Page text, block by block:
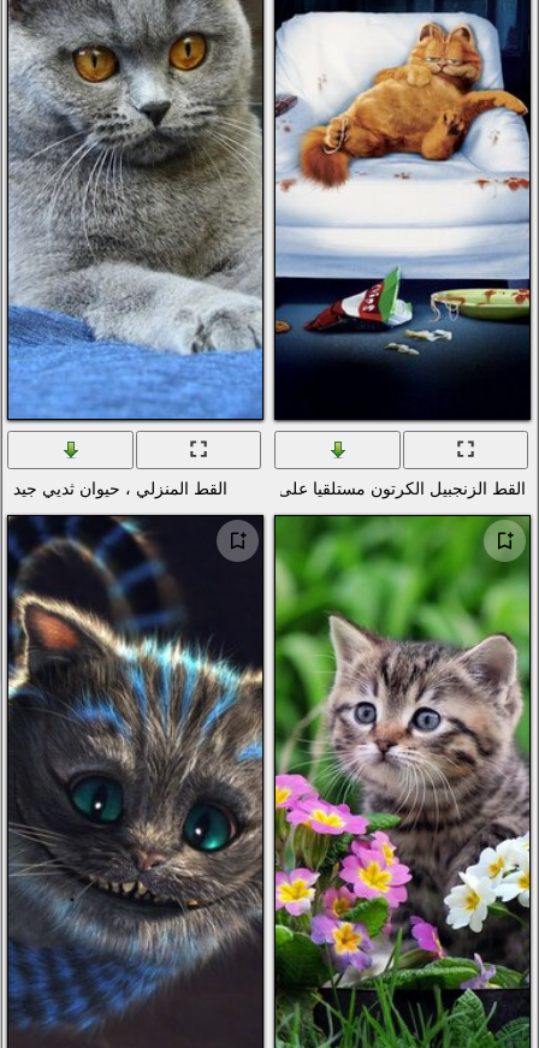
التكنولوجيا الرقمية والبرمجيات
الحب والرومانسية
الأسلحة والجيش
قوى الطبيعة (عنصر)
انمي
الطيور
دراجات نارية
سكان المحيطات والأنهار
الرياضة
الحشرات
الموسيقى
السفن النقل البحري
الطيران
الرجال
الأطفال
صور شخصية
أخرى
القط المنزلي ، حيوان ثديي جيدعلى كرسي أبيض